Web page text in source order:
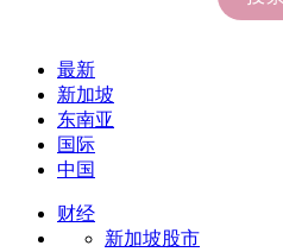
最新
新加坡
东南亚
国际
中国
财经
新加坡股市